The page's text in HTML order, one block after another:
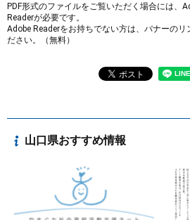
PDF形式のファイルをご覧いただく場合には、
Readerが必要です。
Adobe Readerをお持ちでない方は、バナーのリ
ださい。（無料）
山口県おすすめ情報